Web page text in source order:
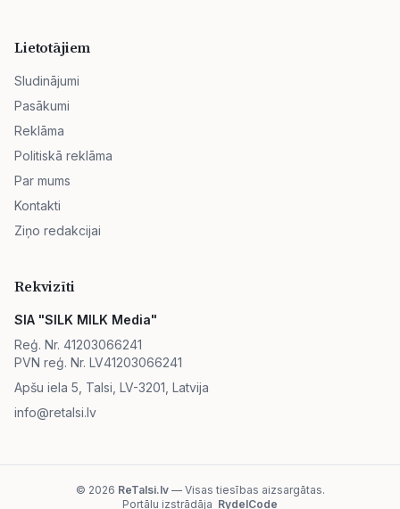
Lietotājiem
Sludinājumi
Pasākumi
Reklāma
Politiskā reklāma
Par mums
Kontakti
Ziņo redakcijai
Rekvizīti
SIA "SILK MILK Media"
Reģ. Nr. 41203066241
PVN reģ. Nr. LV41203066241
Apšu iela 5, Talsi, LV-3201, Latvija
info@retalsi.lv
© 2026 ReTalsi.lv— Visas tiesības aizsargātas.
Portālu izstrādāja RydelCode